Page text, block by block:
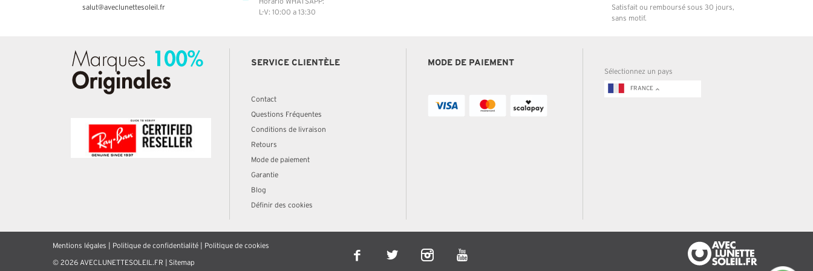
salut@aveclunettesoleil.fr
Horario WHATSAPP:
L-V: 10:00 a 13:30
Satisfait ou remboursé sous 30 jours,
sans motif.
SERVICE CLIENTÈLE
Contact
Questions Fréquentes
Conditions de livraison
Retours
Mode de paiement
Garantie
Blog
Définir des cookies
MODE DE PAIEMENT
Sélectionnez un pays
FRANCE
Mentions légales Politique de confidentialité Politique de cookies
© 2026 AVECLUNETTESOLEIL.FR | Sitemap